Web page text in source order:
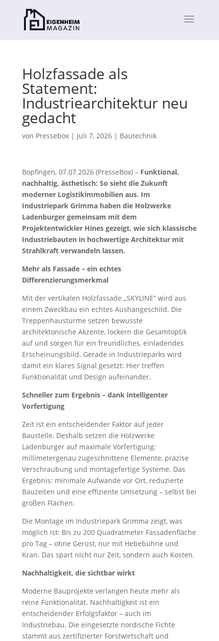
Holzfassade als
Statement:
Industriearchitektur neu
gedacht
von Pressebox| Juli 7, 2026| Bautechnik
Bopfingen, 07.07.2026 (PresseBox) – Funktional,
nachhaltig, ästhetisch: So sieht die Zukunft
moderner Logistikimmobilien aus. Im
Industriepark Grimma haben die Holzwerke
Ladenburger gemeinsam mit dem
Projektentwickler Hines gezeigt, wie sich klassische
Industriebauten in hochwertige Architektur mit
Strahlkraft verwandeln lassen.
Mehr als Fassade – ein echtes
Differenzierungsmerkmal
Mit der vertikalen Holzfassade „SKYLINE“ wird aus
einem Zweckbau ein echtes Aushängeschild. Die
Treppenhaustürme setzen bewusste
architektonische Akzente, lockern die Gesamtoptik
auf und sorgen für ein freundliches, einladendes
Erscheinungsbild. Gerade in Industrieparks wird
damit ein klares Signal gesetzt: Hier treffen
Funktionalität und Design aufeinander.
Schneller zum Ergebnis – dank intelligenter
Vorfertigung
Zeit ist ein entscheidender Faktor auf jeder
Baustelle. Deshalb setzen die Holzwerke
Ladenburger auf maximale Vorfertigung:
millimetergenau zugeschnittene Elemente, präzise
Verschraubung und montagefertige Systeme. Das
Ergebnis: minimale Aufwände vor Ort, reduzierte
Bauzeiten und eine effiziente Umsetzung – selbst bei
großen Flächen.
Die Montage im Industriepark Grimma zeigt, was
möglich ist: Bis zu 200 Quadratmeter Fassadenfläche
pro Tag – ohne Gerüst, nur mit Hebebühne und
Kran. Das spart nicht nur Zeit, sondern auch Kosten.
Nachhaltigkeit, die sichtbar wirkt
Moderne Bauprojekte verlangen heute mehr als
reine Funktionalität. Nachhaltigkeit ist ein
entscheidender Erfolgsfaktor – auch im
Industriebau. Die eingesetzte nordische Fichte
stammt aus zertifizierter Forstwirtschaft und